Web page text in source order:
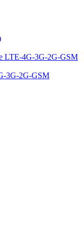
LTE-4G-3G-2G-GSM
3G-2G-GSM